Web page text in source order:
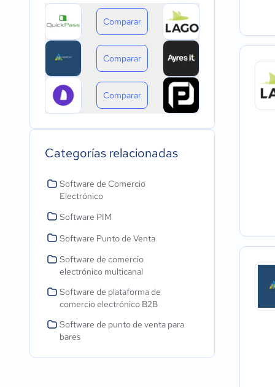
Comparar
Comparar
Comparar
Categorías relacionadas
Software de Comercio
Electrónico
Software PIM
Software Punto de Venta
Software de comercio
electrónico multicanal
Software de plataforma de
comercio electrónico B2B
Software de punto de venta para
bares